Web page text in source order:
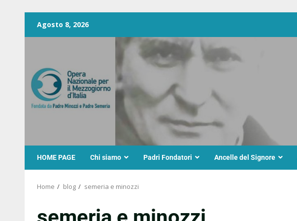
Agosto 8, 2026
HOME PAGE Chi siamo Padri Fondatori Ancelle del Signore
Home blog semeria e minozzi